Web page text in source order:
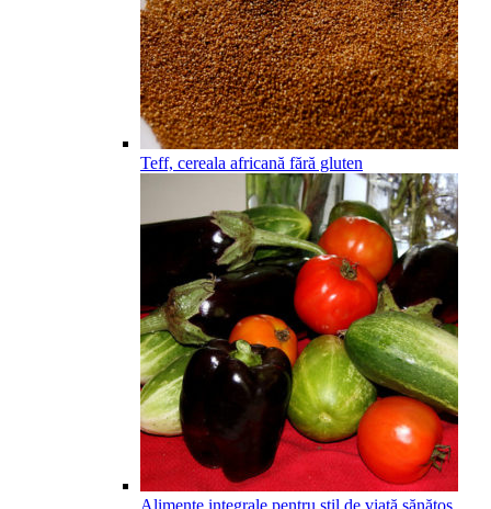
Teff, cereala africană fără gluten
Alimente integrale pentru stil de viață sănătos